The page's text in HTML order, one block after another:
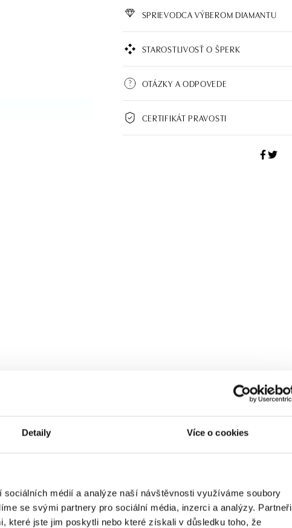
Detaily Více o cookies
médií a analýze naší návštěvnosti využíváme soubory
se svými partnery pro sociální média, inzerci a analýzy. Partneři
které jste jim poskytli nebo které získali v důsledku toho, že
SPRIEVODCA VÝBEROM DIAMANTU
STAROSTLIVOSŤ O ŠPERK
OTÁZKY A ODPOVEDE
CERTIFIKÁT PRAVOSTI